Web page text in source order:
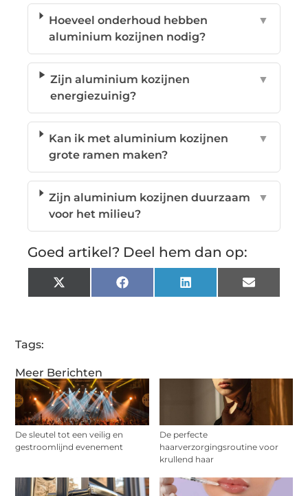
Meer Berichten
De sleutel tot een veilig en
gestroomlijnd evenement
De perfecte
haarverzorgingsroutine voor
krullend haar
Hoeveel onderhoud hebben
aluminium kozijnen nodig?
▼
Zijn aluminium kozijnen
energiezuinig?
▼
Kan ik met aluminium kozijnen
grote ramen maken?
▼
Zijn aluminium kozijnen duurzaam
voor het milieu?
▼
Goed artikel? Deel hem dan op:
X
(Twitter)
Facebook LinkedIn Email
Tags: